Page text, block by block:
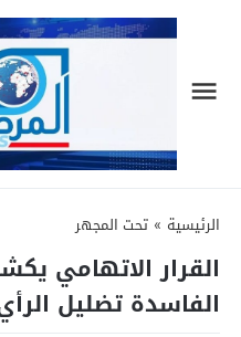
الرئيسية » تحت المجهر
القرار الاتهامي
الفاسدة تضليل